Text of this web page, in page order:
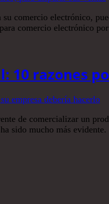
comercio electrónico,
comercio electrónico
razones
de comercializar un
sido mucho más